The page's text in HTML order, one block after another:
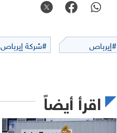
#إيرباص #شركة إيرباص
اقرأ أيضاً